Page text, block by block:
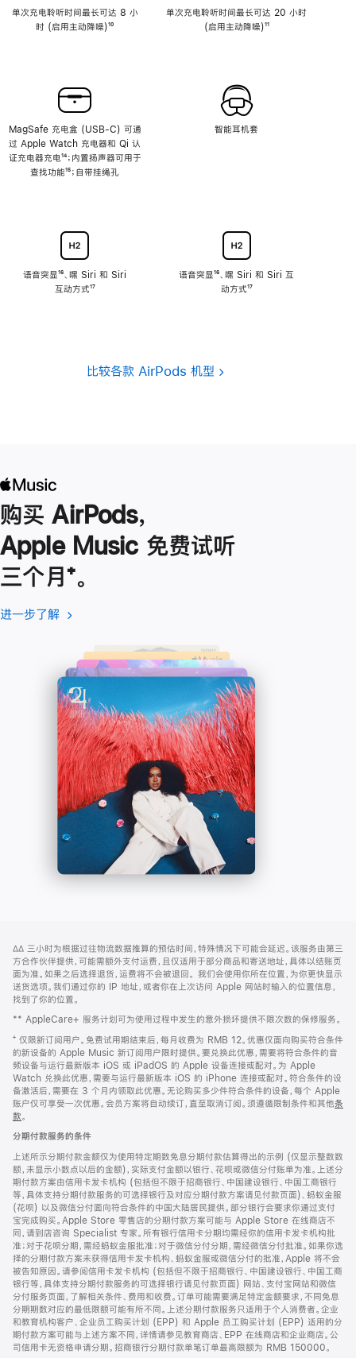
单次充电聆听时间最长可达 8 小
时 (启用主动降噪)脚
¹⁰
MagSafe 充电盒 (USB-C) 可通
过 Apple Watch 充电器和 Qi 认
证充电器充电脚
注
¹⁴；内置扬声器可用于
查找功能脚
¹⁵；自带挂绳孔
语音突显脚
注
¹⁶、嘿 Siri 和 Siri
互动方式脚
¹⁷
单次充电聆听时间最长可达 20 小时
(启用主动降噪)脚
¹¹
智能耳机套
语音突显脚
注
¹⁶、嘿 Siri 和 Siri 互
动方式脚
¹⁷
比较各款 AirPods 机型
购买 AirPods，
Apple Music 免费试听
三个月脚
注
⁺。
进一步了解 进
了
解
-
Apple
Music
(在
口
中
打
开)
页
页
脚
注
∆∆ 三小时为根据过往物流数据推算的预估时间，特殊情况下可能会延迟。该服务由第三
方合作伙伴提供，可能需额外支付运费，且仅适用于部分商品和寄送地址，具体以结账页
面为准。如果之后选择退货，运费将不会被退回。 我们会使用你所在位置，为你更快显示
送货选项。我们通过你的 IP 地址，或者你在上次访问 Apple 网站时输入的位置信息，
找到了你的位置。
** AppleCare+ 服务计划可为使用过程中发生的意外损坏提供不限次数的保修服务。
⁺ 仅限新订阅用户。免费试用期结束后，每月收费为 RMB 12。优惠仅面向购买符合条件
的新设备的 Apple Music 新订阅用户限时提供。要兑换此优惠，需要将符合条件的音
频设备与运行最新版本 iOS 或 iPadOS 的 Apple 设备连接或配对。为 Apple
Watch 兑换此优惠，需要与运行最新版本 iOS 的 iPhone 连接或配对。符合条件的设
备激活后，需要在 3 个月内领取此优惠。无论购买多少件符合条件的设备，每个 Apple
账户仅可享受一次优惠。会员方案将自动续订，直至取消订阅。须遵循限制条件和其他条
款。
窗
口
中
打
开)
分期付款服务的条件
上述所示分期付款金额仅为使用特定期数免息分期付款估算得出的示例 (仅显示整数数
额，未显示小数点以后的金额)，实际支付金额以银行、花呗或微信分付账单为准。上述分
期付款方案由信用卡发卡机构 (包括但不限于招商银行、中国建设银行、中国工商银行
等，具体支持分期付款服务的可选择银行及对应分期付款方案请见付款页面)、蚂蚁金服
(花呗) 以及微信分付面向符合条件的中国大陆居民提供。部分银行会要求你通过支付
宝完成购买。Apple Store 零售店的分期付款方案可能与 Apple Store 在线商店不
同，请到店咨询 Specialist 专家。所有银行信用卡分期均需经你的信用卡发卡机构批
准；对于花呗分期，需经蚂蚁金服批准；对于微信分付分期，需经微信分付批准。如果你选
择的分期付款方案未获得信用卡发卡机构、蚂蚁金服或微信分付的批准，Apple 将不会
被告知原因。请参阅信用卡发卡机构 (包括但不限于招商银行、中国建设银行、中国工商
银行等，具体支持分期付款服务的可选择银行请见付款页面) 网站、支付宝网站和微信
分付服务页面，了解相关条件、费用和收费。订单可能需要满足特定金额要求，不同免息
分期期数对应的最低限额可能有所不同。上述分期付款服务只适用于个人消费者。企业
和教育机构客户、企业员工购买计划 (EPP) 和 Apple 员工购买计划 (EPP) 适用的分
期付款方案可能与上述方案不同，详情请参见教育商店、EPP 在线商店和企业商店。公
司信用卡无资格申请分期。招商银行分期付款单笔订单最高限额为 RMB 150000。